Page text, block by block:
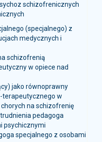
schizofrenicznych
(specjalnego) z
medycznych i
schizofrenią
w opiece nad
jako równoprawny
w
na schizofrenię
pedagoga
psychicznymi
specjalnego z osobami